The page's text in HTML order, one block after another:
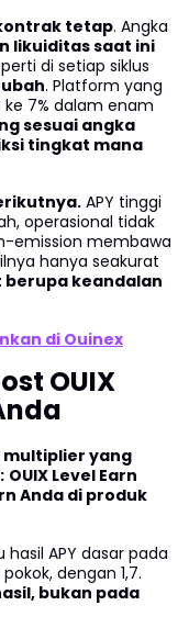
tetap. Angka
likuiditas saat ini
di setiap siklus
. Platform yang
ke 7% dalam enam
sesuai angka
tingkat mana
APY tinggi
operasional tidak
emission membawa
hanya seakurat
keandalan
di Ouinex
OUIX
multiplier yang
OUIX Level Earn
Anda di produk
hasil APY dasar pada
dengan 1,7.
bukan pada